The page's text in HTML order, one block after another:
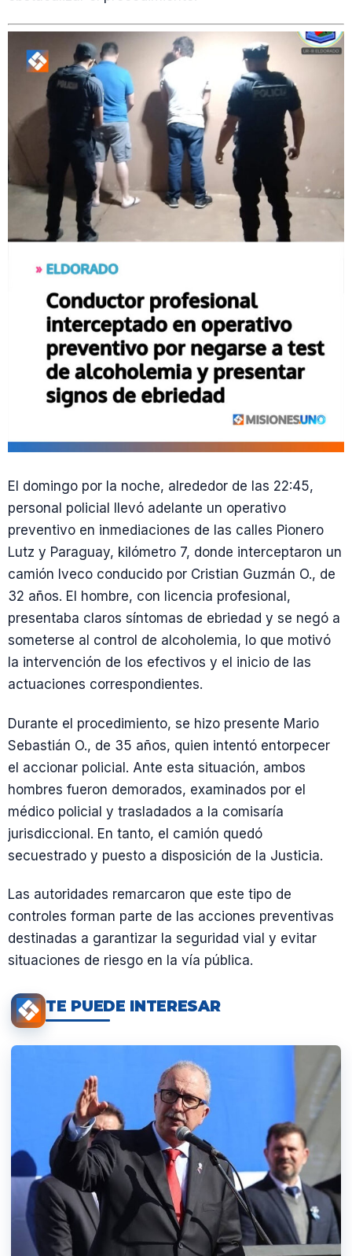
El domingo por la noche, alrededor de las 22:45,
personal policial llevó adelante un operativo
preventivo en inmediaciones de las calles Pionero
Lutz y Paraguay, kilómetro 7, donde interceptaron un
camión Iveco conducido por Cristian Guzmán O., de
32 años. El hombre, con licencia profesional,
presentaba claros síntomas de ebriedad y se negó a
someterse al control de alcoholemia, lo que motivó
la intervención de los efectivos y el inicio de las
actuaciones correspondientes.
Durante el procedimiento, se hizo presente Mario
Sebastián O., de 35 años, quien intentó entorpecer
el accionar policial. Ante esta situación, ambos
hombres fueron demorados, examinados por el
médico policial y trasladados a la comisaría
jurisdiccional. En tanto, el camión quedó
secuestrado y puesto a disposición de la Justicia.
Las autoridades remarcaron que este tipo de
controles forman parte de las acciones preventivas
destinadas a garantizar la seguridad vial y evitar
situaciones de riesgo en la vía pública.
TE PUEDE INTERESAR